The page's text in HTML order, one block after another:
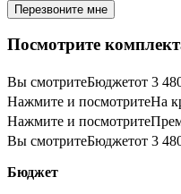
Перезвоните мне
Посмотрите
Вы смотритеБюджетот 3
Нажмите и посмотритеНа
Нажмите и посмотрите
Вы смотритеБюджетот 3
Бюджет